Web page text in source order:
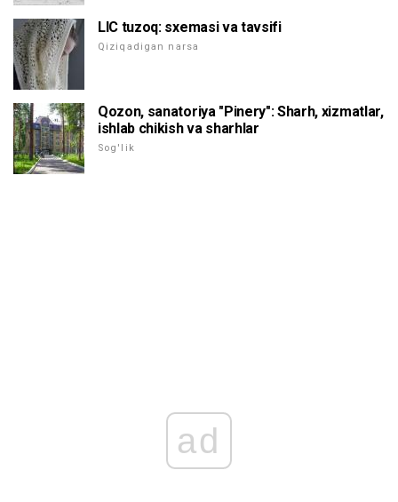
LIC tuzoq: sxemasi va tavsifi
Qiziqadigan narsa
Qozon, sanatoriya "Pinery": Sharh, xizmatlar,
ishlab chikish va sharhlar
Sog'lik
ad